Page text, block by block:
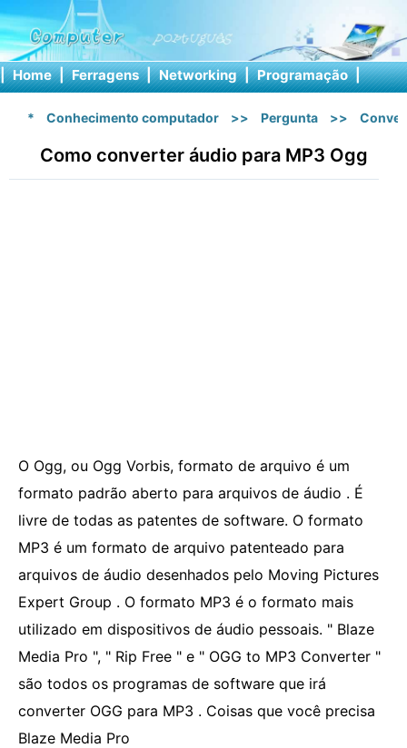
| Home | Ferragens | Networking | Programação |
* Conhecimento computador >> Pergunta >>
Como converter áudio para MP3 Ogg
O Ogg, ou Ogg Vorbis, formato de arquivo é um
formato padrão aberto para arquivos de áudio . É
livre de todas as patentes de software. O formato
MP3 é um formato de arquivo patenteado para
arquivos de áudio desenhados pelo Moving Pictures
Expert Group . O formato MP3 é o formato mais
utilizado em dispositivos de áudio pessoais. " Blaze
Media Pro ", " Rip Free " e " OGG to MP3 Converter "
são todos os programas de software que irá
converter OGG para MP3 . Coisas que você precisa
Blaze Media Pro